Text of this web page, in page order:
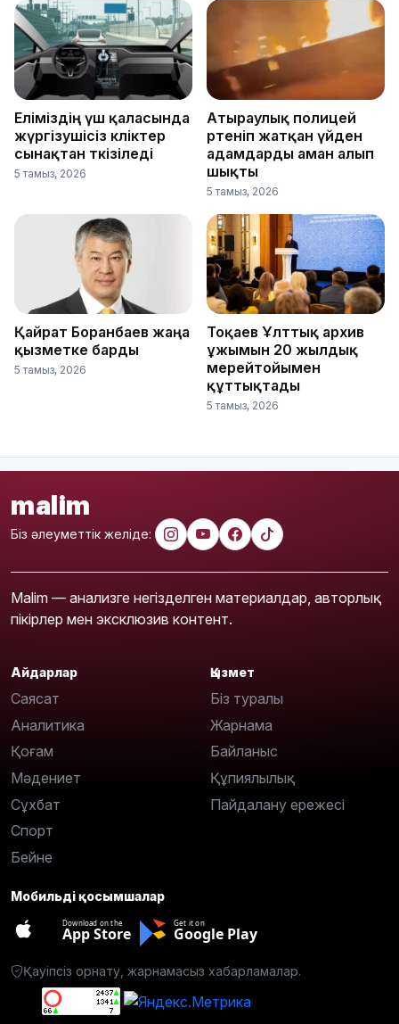
Еліміздің үш қаласында
жүргізушісіз көліктер
сынақтан өткізіледі
5 тамыз, 2026
Атыраулық полицей
өртеніп жатқан үйден
адамдарды аман алып
шықты
5 тамыз, 2026
Қайрат Боранбаев жаңа
қызметке барды
5 тамыз, 2026
Тоқаев Ұлттық архив
ұжымын 20 жылдық
мерейтойымен
құттықтады
5 тамыз, 2026
malim
Біз әлеуметтік желіде:
Malim — анализге негізделген материалдар, авторлық
пікірлер мен эксклюзив контент.
Айдарлар
Саясат
Аналитика
Қоғам
Мәдениет
Сұхбат
Спорт
Бейне
Қызмет
Біз туралы
Жарнама
Байланыс
Құпиялылық
Пайдалану ережесі
Мобильді қосымшалар
Download on the
App Store
Get it on
Google Play
Қауіпсіз орнату, жарнамасыз хабарламалар.